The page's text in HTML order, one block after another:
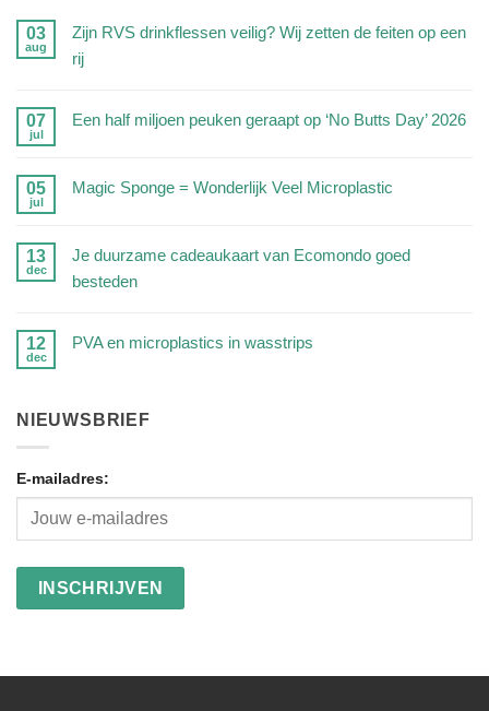
03
aug
Zijn RVS drinkflessen veilig? Wij zetten de feiten op een
rij
reacties
RVS
veilig?
Wij
feiten
rij
07
jul
Een half miljoen peuken geraapt op ‘No Butts Day’ 2026
reacties
half
miljoen
geraapt
Butts
05
jul
Magic Sponge = Wonderlijk Veel Microplastic
reacties
op
=
Microplastic
13
dec
Je duurzame cadeaukaart van Ecomondo goed
besteden
reacties
duurzame
van
Ecomondo
goed
12
dec
PVA en microplastics in wasstrips
op
en
NIEUWSBRIEF
E-mailadres: